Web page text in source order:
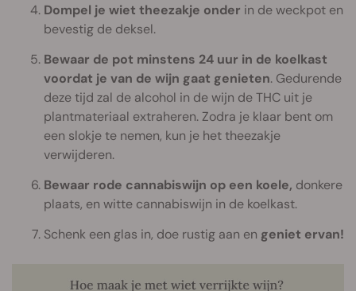
Dompel je wiet theezakje onder in de weckpot en
bevestig de deksel.
Bewaar de pot minstens 24 uur in de koelkast
voordat je van de wijn gaat genieten. Gedurende
deze tijd zal de alcohol in de wijn de THC uit je
plantmateriaal extraheren. Zodra je klaar bent om
een slokje te nemen, kun je het theezakje
verwijderen.
Bewaar rode cannabiswijn op een koele, donkere
plaats, en witte cannabiswijn in de koelkast.
Schenk een glas in, doe rustig aan en geniet ervan!